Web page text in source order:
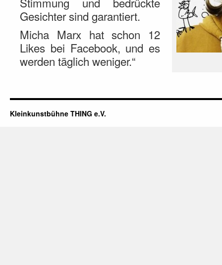
Gesichter sind garantiert.
Micha Marx hat schon 12
Likes bei Facebook, und es
werden täglich weniger.“
Kleinkunstbühne THING e.V.